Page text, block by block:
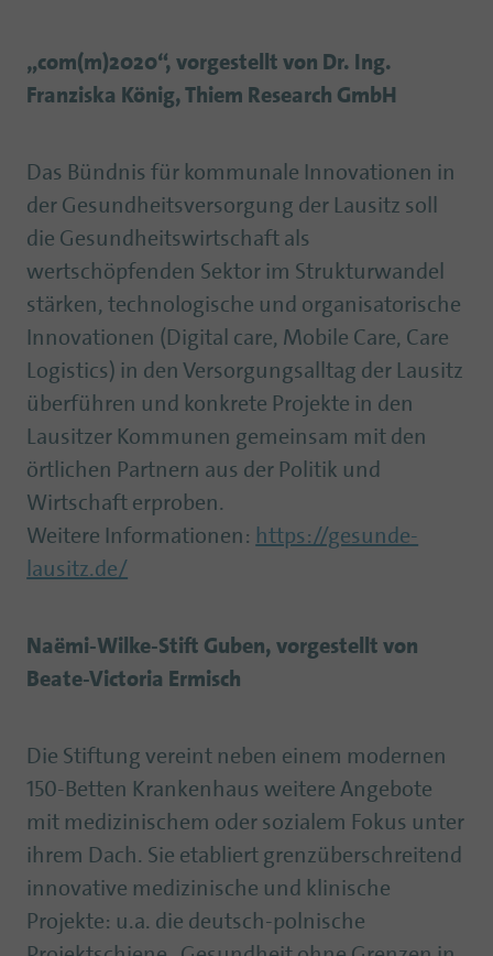
„com(m)2020“, vorgestellt von Dr. Ing.
Franziska König, Thiem Research GmbH
Das Bündnis für kommunale Innovationen in
der Gesundheitsversorgung der Lausitz soll
die Gesundheitswirtschaft als
wertschöpfenden Sektor im Strukturwandel
stärken, technologische und organisatorische
Innovationen (Digital care, Mobile Care, Care
Logistics) in den Versorgungsalltag der Lausitz
überführen und konkrete Projekte in den
Lausitzer Kommunen gemeinsam mit den
örtlichen Partnern aus der Politik und
Wirtschaft erproben.
Weitere Informationen: https://gesunde-
lausitz.de/
Naëmi-Wilke-Stift Guben, vorgestellt von
Beate-Victoria Ermisch
Die Stiftung vereint neben einem modernen
150-Betten Krankenhaus weitere Angebote
mit medizinischem oder sozialem Fokus unter
ihrem Dach. Sie etabliert grenzüberschreitend
innovative medizinische und klinische
Projekte: u.a. die deutsch-polnische